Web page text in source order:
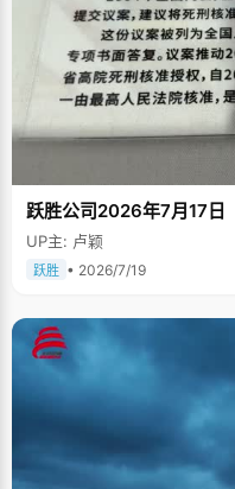
跃胜公司2026年7月17日
UP主: 卢颖
跃胜 • 2026/7/19